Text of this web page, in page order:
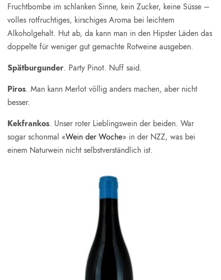
Fruchtbombe im schlanken Sinne, kein Zucker, keine Süsse –
volles rotfruchtiges, kirschiges Aroma bei leichtem
Alkoholgehalt. Hut ab, da kann man in den Hipster Läden das
doppelte für weniger gut gemachte Rotweine ausgeben.
Spätburgunder. Party Pinot. Nuff said.
Piros. Man kann Merlot völlig anders machen, aber nicht
besser.
Kekfrankos. Unser roter Lieblingswein der beiden. War
sogar schonmal «Wein der Woche» in der NZZ, was bei
einem Naturwein nicht selbstverständlich ist.